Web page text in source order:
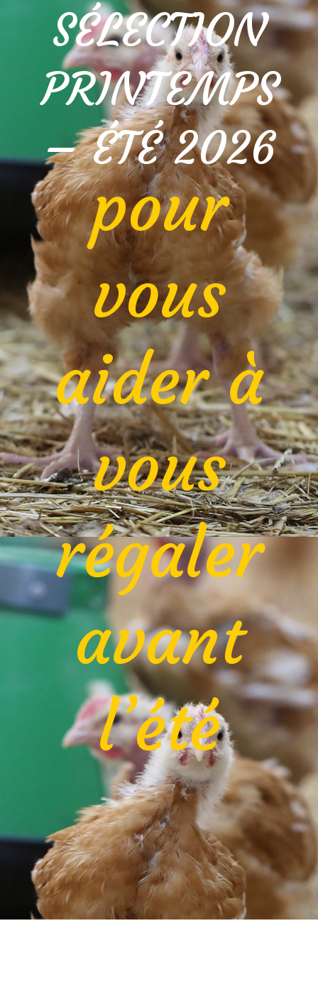
SÉLECTION
PRINTEMPS
– ÉTÉ 2026
pour
vous
aider à
vous
régaler
avant
l’été